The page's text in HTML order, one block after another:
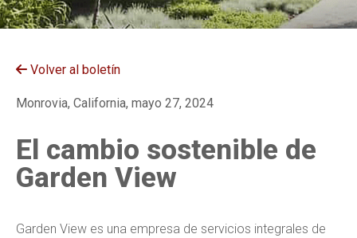
Volver al boletín
Monrovia, California, mayo 27, 2024
El cambio sostenible de
Garden View
Garden View es una empresa de servicios integrales de